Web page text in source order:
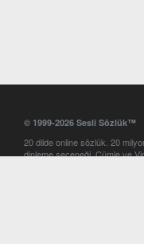
© 1999-2026 Sesli Sözlük™
20 dilde online sözlük. 20
dinleme seçeneği. Cümle ve